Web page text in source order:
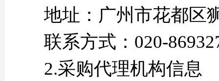
地址：广州市
联系方式：
2.采购代理机构信息